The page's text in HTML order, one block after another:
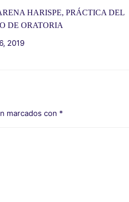
HARISPE, PRÁCTICA DEL
DE ORATORIA
2019
marcados con *